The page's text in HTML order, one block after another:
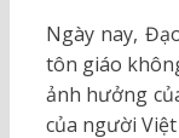
Ngày nay,
tôn giáo
ảnh hưởng
của người